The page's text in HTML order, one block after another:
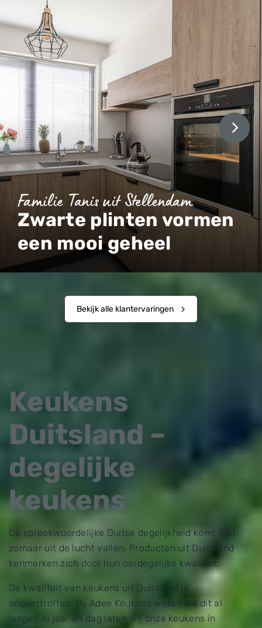
Familie Tanis uit Stellendam
Zwarte plinten vormen
een mooi geheel
Bekijk alle klantervaringen
Keukens
Duitsland –
degelijke
keukens
De spreekwoordelijke Duitse degelijkheid komt niet
zomaar uit de lucht vallen. Producten uit Duitsland
kenmerken zich door hun oerdegelijke kwaliteit.
De kwaliteit van keukens uit Duitsland is
onovertroffen. Bij Adee Keukens weten we dit al
langer. Al jaar en dag laten wij onze keukens in